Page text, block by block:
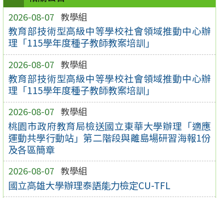
2026-08-07 教學組
教育部技術型高級中等學校社會領域推動中心辦
理「115學年度種子教師教案培訓」
2026-08-07 教學組
教育部技術型高級中等學校社會領域推動中心辦
理「115學年度種子教師教案培訓」
2026-08-07 教學組
桃園市政府教育局檢送國立東華大學辦理「適應
運動共學行動站」第二階段與離島場研習海報1份
及各區簡章
2026-08-07 教學組
國立高雄大學辦理泰語能力檢定CU-TFL